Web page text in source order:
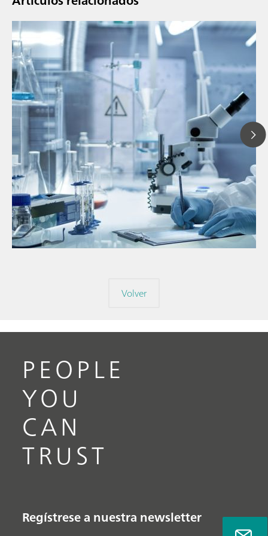
// Blog post
// Infrarojo cercano (NIR)
// Medición directa
Volver
PEOPLE
YOU
CAN
TRUST
Regístrese a nuestra newsletter